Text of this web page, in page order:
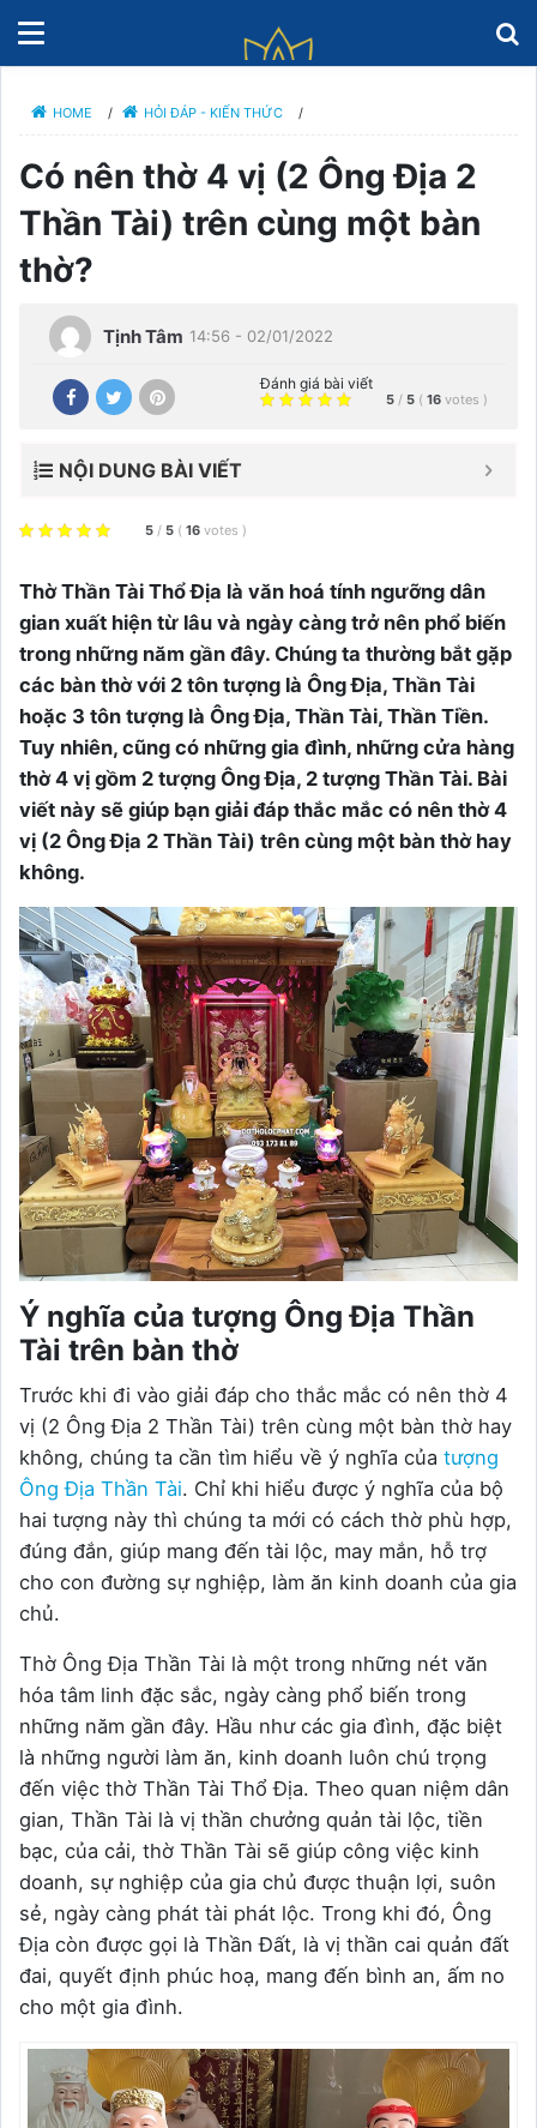
HOME / HỎI ĐÁP - KIẾN THỨC /
Có nên thờ 4 vị (2 Ông Địa 2
Thần Tài) trên cùng một bàn
thờ?
Tịnh Tâm 14:56 - 02/01/2022
Đánh giá bài viết
5 / 5 ( 16 votes )
NỘI DUNG BÀI VIẾT
5 / 5 ( 16 votes )
Thờ Thần Tài Thổ Địa là văn hoá tính ngưỡng dân
gian xuất hiện từ lâu và ngày càng trở nên phổ biến
trong những năm gần đây. Chúng ta thường bắt gặp
các bàn thờ với 2 tôn tượng là Ông Địa, Thần Tài
hoặc 3 tôn tượng là Ông Địa, Thần Tài, Thần Tiền.
Tuy nhiên, cũng có những gia đình, những cửa hàng
thờ 4 vị gồm 2 tượng Ông Địa, 2 tượng Thần Tài. Bài
viết này sẽ giúp bạn giải đáp thắc mắc có nên thờ 4
vị (2 Ông Địa 2 Thần Tài) trên cùng một bàn thờ hay
không.
Ý nghĩa của tượng Ông Địa Thần
Tài trên bàn thờ
Trước khi đi vào giải đáp cho thắc mắc có nên thờ 4
vị (2 Ông Địa 2 Thần Tài) trên cùng một bàn thờ hay
không, chúng ta cần tìm hiểu về ý nghĩa của tượng
Ông Địa Thần Tài. Chỉ khi hiểu được ý nghĩa của bộ
hai tượng này thì chúng ta mới có cách thờ phù hợp,
đúng đắn, giúp mang đến tài lộc, may mắn, hỗ trợ
cho con đường sự nghiệp, làm ăn kinh doanh của gia
chủ.
Thờ Ông Địa Thần Tài là một trong những nét văn
hóa tâm linh đặc sắc, ngày càng phổ biến trong
những năm gần đây. Hầu như các gia đình, đặc biệt
là những người làm ăn, kinh doanh luôn chú trọng
đến việc thờ Thần Tài Thổ Địa. Theo quan niệm dân
gian, Thần Tài là vị thần chưởng quản tài lộc, tiền
bạc, của cải, thờ Thần Tài sẽ giúp công việc kinh
doanh, sự nghiệp của gia chủ được thuận lợi, suôn
sẻ, ngày càng phát tài phát lộc. Trong khi đó, Ông
Địa còn được gọi là Thần Đất, là vị thần cai quản đất
đai, quyết định phúc hoạ, mang đến bình an, ấm no
cho một gia đình.